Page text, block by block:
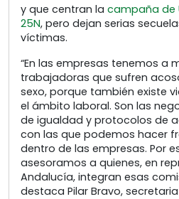
y que centran la campaña de
25N, pero dejan serias
víctimas.
“En las empresas tenemos a
trabajadoras que sufren
sexo, porque también existe
el ámbito laboral. Son las
de igualdad y protocolos de
con las que podemos hacer
dentro de las empresas. Por
asesoramos a quienes, en
Andalucía, integran esas
destaca Pilar Bravo,